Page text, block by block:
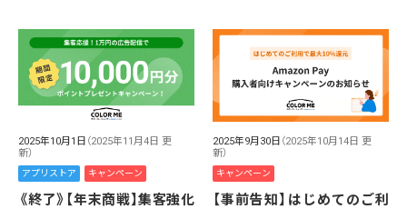
2025年10月1日 （2025年11月4日 更
新）
アプリストア キャンペーン
《終了》【年末商戦】集客強化
2025年9月30日 （2025年10月14日 更
新）
キャンペーン
【事前告知】はじめてのご利